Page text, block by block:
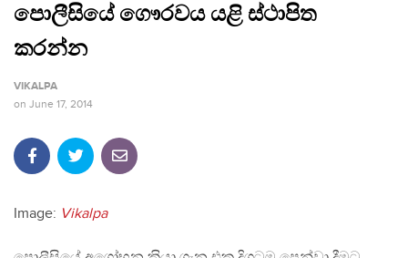
පොලීසියේ ගෞරවය යළි ස්ථාපිත
කරන්න
VIKALPA
on June 17, 2014
Image: Vikalpa